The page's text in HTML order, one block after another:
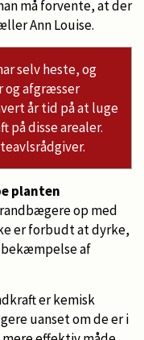
må forvente, at der
Ann Louise.
selv heste, og
og afgræsser
år tid på at luge
på disse arealer.
planten
op med
er forbudt at dyrke,
bekæmpelse af
er kemisk
uanset om de er i